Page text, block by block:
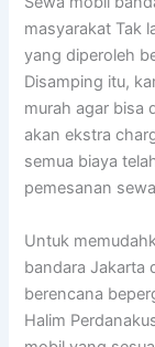
masyarakat Tak
yang diperoleh
Disamping itu,
murah agar bisa
akan ekstra
semua biaya
pemesanan
Untuk
bandara Jakarta
berencana
Halim